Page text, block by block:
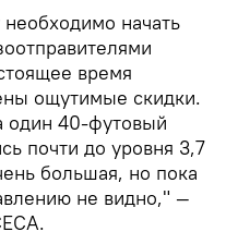
начать
время
ощутимые скидки.
один 40-футовый
почти до уровня 3,7
большая, но пока
не видно," —